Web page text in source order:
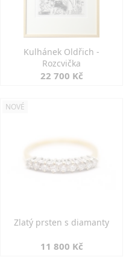
Kulhánek Oldřich -
Rozcvička
22 700 Kč
NOVÉ
Zlatý prsten s diamanty
11 800 Kč